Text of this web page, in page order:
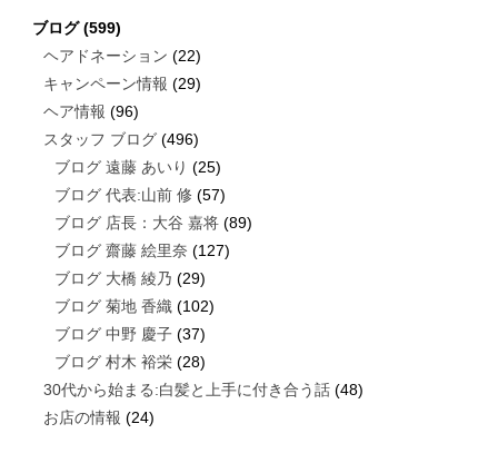
ブログ(599)
ヘアドネーション (22)
キャンペーン情報 (29)
ヘア情報 (96)
スタッフ ブログ(496)
ブログ 遠藤 あいり (25)
ブログ 代表:山前 修 (57)
ブログ 店長：大谷 嘉将(89)
ブログ 齋藤 絵里奈 (127)
ブログ 大橋 綾乃 (29)
ブログ 菊地 香織(102)
ブログ 中野 慶子(37)
ブログ 村木 裕栄(28)
30代から始まる:白髪と上手に付き合う話(48)
お店の情報 (24)